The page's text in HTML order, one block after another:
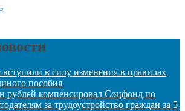
в силу изменения в правилах
пособия
рублей компенсировал Соцфонд по
за трудоустройство граждан за 5